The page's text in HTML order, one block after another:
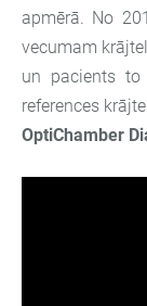
apmērā. No
vecumam
un pacients
references
OptiChamber